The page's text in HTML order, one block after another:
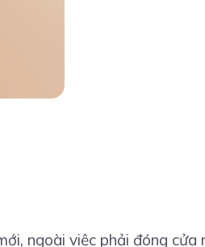
ngoài việc phải đóng cửa